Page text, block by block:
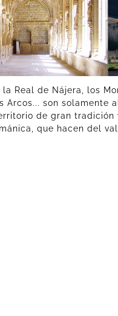
Real de Nájera, los
Arcos... son solamente
de gran
que hacen del